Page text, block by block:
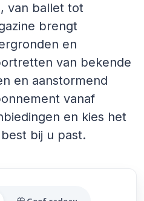
van ballet tot
brengt
en
van bekende
en aanstormend
vanaf
en kies het
bij u past.